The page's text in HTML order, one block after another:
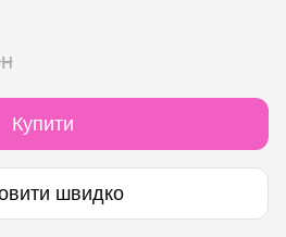
Купити
швидко